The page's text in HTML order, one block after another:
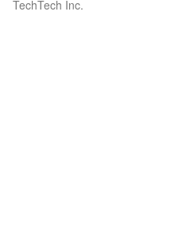
TechTech Inc.